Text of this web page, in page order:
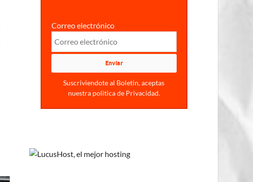
Correo electrónico
Suscriviendote al Boletin, aceptas
nuestra politica de Privacidad.